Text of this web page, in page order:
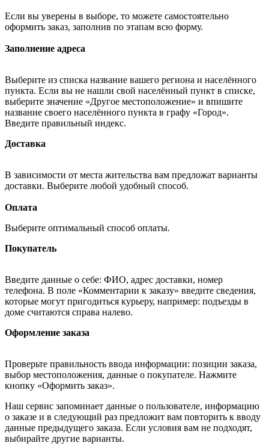
Если вы уверены в выборе, то можете самостоятельно
оформить заказ, заполнив по этапам всю форму.
Заполнение адреса
Выберите из списка название вашего региона и населённого
пункта. Если вы не нашли свой населённый пункт в списке,
выберите значение «Другое местоположение» и впишите
название своего населённого пункта в графу «Город».
Введите правильный индекс.
Доставка
В зависимости от места жительства вам предложат варианты
доставки. Выберите любой удобный способ.
Оплата
Выберите оптимальный способ оплаты.
Покупатель
Введите данные о себе: ФИО, адрес доставки, номер
телефона. В поле «Комментарии к заказу» введите сведения,
которые могут пригодиться курьеру, например: подъезды в
доме считаются справа налево.
Оформление заказа
Проверьте правильность ввода информации: позиции заказа,
выбор местоположения, данные о покупателе. Нажмите
кнопку «Оформить заказ».
Наш сервис запоминает данные о пользователе, информацию
о заказе и в следующий раз предложит вам повторить к вводу
данные предыдущего заказа. Если условия вам не подходят,
выбирайте другие варианты.